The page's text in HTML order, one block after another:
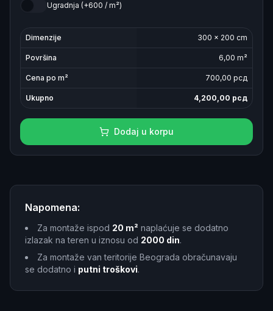
Ugradnja (+600 / m²)
Dimenzije 300 × 200 cm
Površina 6,00 m²
Cena po m² 700,00 рсд
Ukupno 4,200,00 рсд
Dodaj u korpu
Napomena:
Za montaže ispod 20 m² naplaćuje se dodatno
izlazak na teren u iznosu od 2000 din.
Za montaže van teritorije Beograda obračunavaju
se dodatno i putni troškovi.